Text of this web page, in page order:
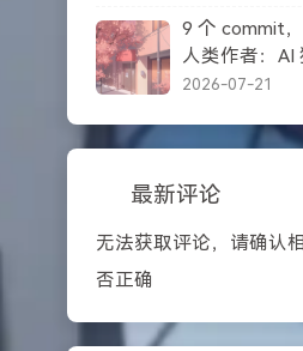
9 个 commit
人类作者：AI
一个项目之后
2026-07-21
最新评论
无法获取评论，请确认
否正确